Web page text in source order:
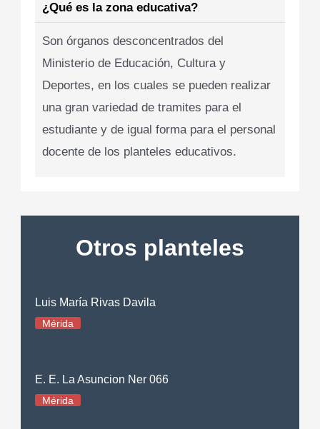
¿Qué es la zona educativa?
Son órganos desconcentrados del
Ministerio de Educación, Cultura y
Deportes, en los cuales se pueden realizar
una gran variedad de tramites para el
estudiante y de igual forma para el personal
docente de los planteles educativos.
Otros planteles
Luis María Rivas Davila
Mérida
E. E. La Asuncion Ner 066
Mérida